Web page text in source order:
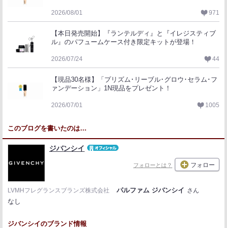
2026/08/01 971
【本日発売開始】『ランテルディ』と『イレジスティブ
ル』のパフュームケース付き限定キットが登場！
2026/07/24 44
【現品30名様】「プリズム･リーブル･グロウ･セラム･フ
ァンデーション」1N現品をプレゼント！
2026/07/01 1005
このブログを書いたのは…
ジバンシイ
フォローとは？ フォロー
LVMHフレグランスブランズ株式会社 パルファム ジバンシイ さん
なし
ジバンシイのブランド情報